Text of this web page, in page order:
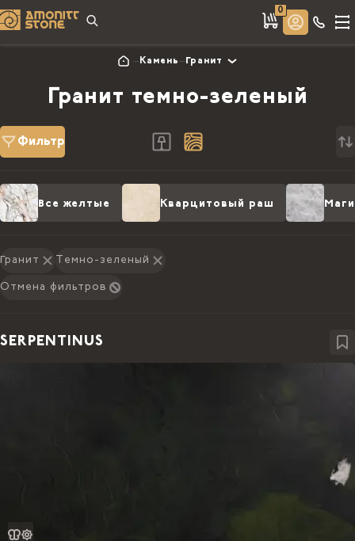
0
Камень Гранит
Гранит темно-зеленый
Фильтр
Все желтые Кварцитовый раш
Гранит Темно-зеленый
Отмена фильтров
SERPENTINUS